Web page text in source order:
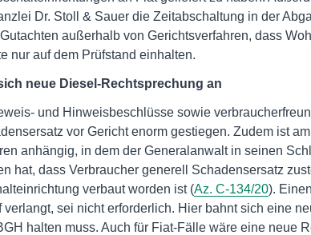
Dr. Stoll & Sauer die Zeitabschaltung in der
außerhalb von Gerichtsverfahren, dass
nur auf dem Prüfstand einhalten.
neue Diesel-Rechtsprechung an
und Hinweisbeschlüsse sowie
vor Gericht enorm gestiegen. Zudem ist
anhängig, in dem der Generalanwalt in seinen
hat, dass Verbraucher generell Schadensersatz
verbaut worden ist (Az. C-134/20).
verlangt, sei nicht erforderlich. Hier bahnt sich eine
halten muss. Auch für Fiat-Fälle wäre eine neue